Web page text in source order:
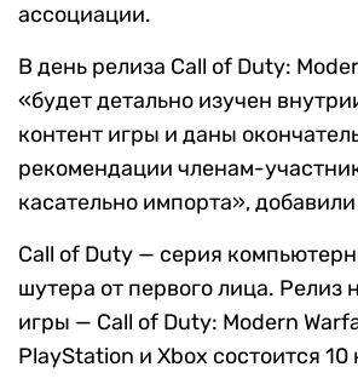
ассоциации.
В день релиза Call of Duty:
«будет детально изучен
контент игры и даны
рекомендации членам-
касательно импорта»,
Call of Duty — серия
шутера от первого лица. Релиз
игры — Call of Duty: Modern
PlayStation и Xbox состоится 10